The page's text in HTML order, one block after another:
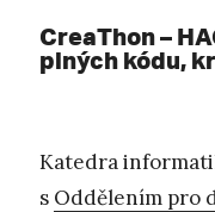
CreaThon –
plných kódu,
Katedra
s Oddělením pro